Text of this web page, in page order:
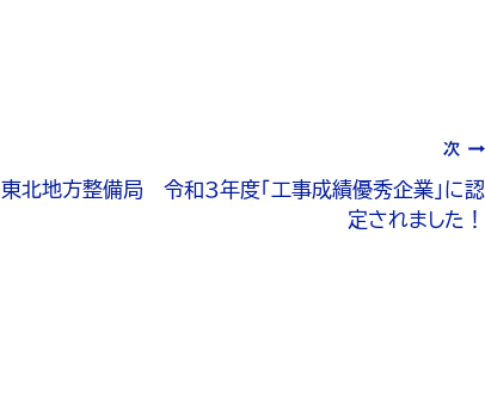
次
東北地方整備局 令和3年度「工事成績優秀企業」に認
定されました！